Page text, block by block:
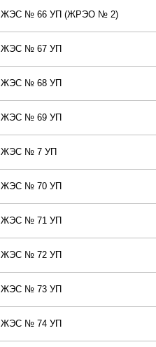
ЖЭС № 66 УП (ЖPЭО № 2)
ЖЭС № 67 УП
ЖЭС № 68 УП
ЖЭС № 69 УП
ЖЭС № 7 УП
ЖЭС № 70 УП
ЖЭС № 71 УП
ЖЭС № 72 УП
ЖЭС № 73 УП
ЖЭС № 74 УП